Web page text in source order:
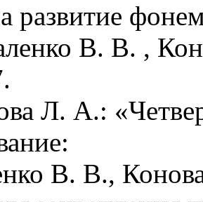
развитие
В. В. ,
Л. А.:
В. В.,